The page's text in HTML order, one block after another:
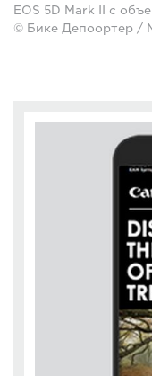
EOS 5D Mark II с
© Бике Депоортер /